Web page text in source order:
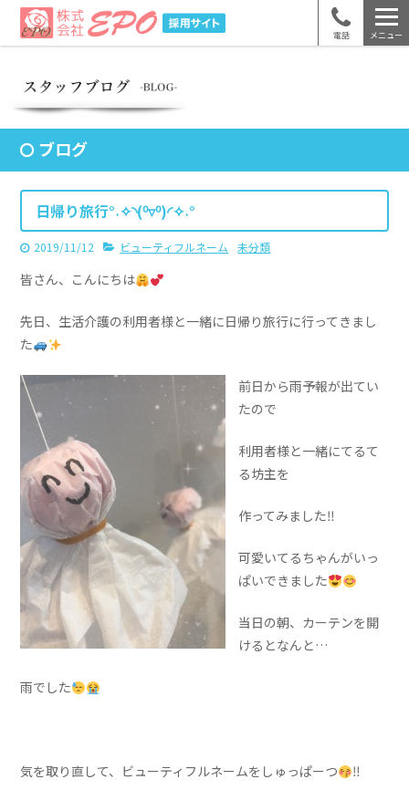
電話 メニュー
ブログ
日帰り旅行°˖✧◝(⁰▿⁰)◜✧˖°
2019/11/12 ビューティフルネーム 未分類
皆さん、こんにちは
先日、生活介護の利用者様と一緒に日帰り旅行に行ってきまし
た
前日から雨予報が出てい
たので
利用者様と一緒にてるて
る坊主を
作ってみました‼
可愛いてるちゃんがいっ
ぱいできました
当日の朝、カーテンを開
けるとなんと…
雨でした
気を取り直して、ビューティフルネームをしゅっぱーつ ‼